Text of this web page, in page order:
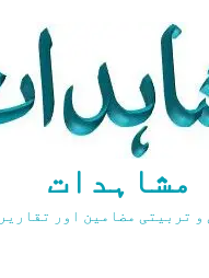
مشاہدات
و تربیتی مضامین اور تقاریر